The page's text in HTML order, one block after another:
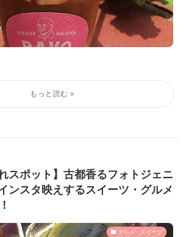
スポット】古都香るフォトジェニ
ンスタ映えするスイーツ・グルメ
グルメ・スイーツ